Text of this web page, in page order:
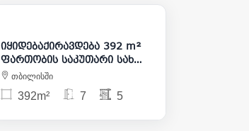
475 000
იყიდებაქირავდება 392 m²
ფართობის საკუთარი სახლი
საბურთალოზე
თბილისში
392m² 7 5